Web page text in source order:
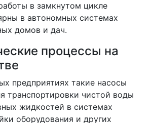
в замкнутом цикле
в автономных системах
домов и дач.
процессы на
предприятиях такие насосы
транспортировки чистой воды
жидкостей в системах
оборудования и других